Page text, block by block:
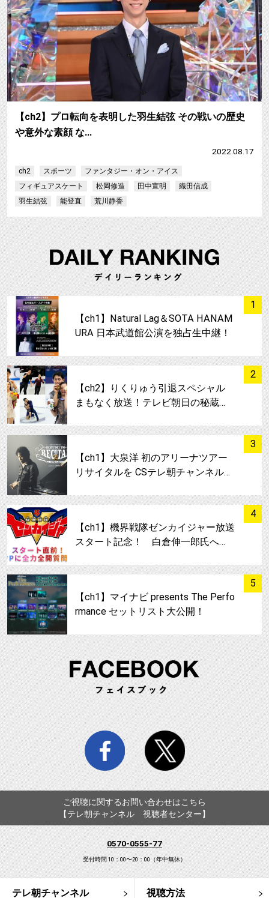
【ch2】プロ転向を表明した羽生結弦 その戦いの歴史
や意外な素顔 な…
2022.08.17
ch2 スポーツ
ファンタジー・オン・アイス
フィギュアスケート
松岡修造 田中宣明
織田信成
羽生結弦
能登直 荒川静香
1
【ch1】Natural Lag＆SOTA HANAM
URA 日本武道館公演を独占生中継！
2
サムネイル
【ch2】りくりゅう引退スペシャル
まもなく放送！テレビ朝日の秘蔵…
3
【ch1】大泉洋 初のアリーナツアー
リサイタルを CSテレ朝チャンネル…
4
サムネイル
【ch1】機界戦隊ゼンカイジャー放送
スタート記念！ 白倉伸一郎氏へ…
5
【ch1】マイナビ presents The Perfo
rmance セットリスト大公開！
facebook twitter
ご視聴に関するお問い合わせはこちら
【テレ朝チャンネル 視聴者センター】
0570-0555-77
受付時間 10：00〜20：00（年中無休）
テレ朝チャンネル 視聴方法